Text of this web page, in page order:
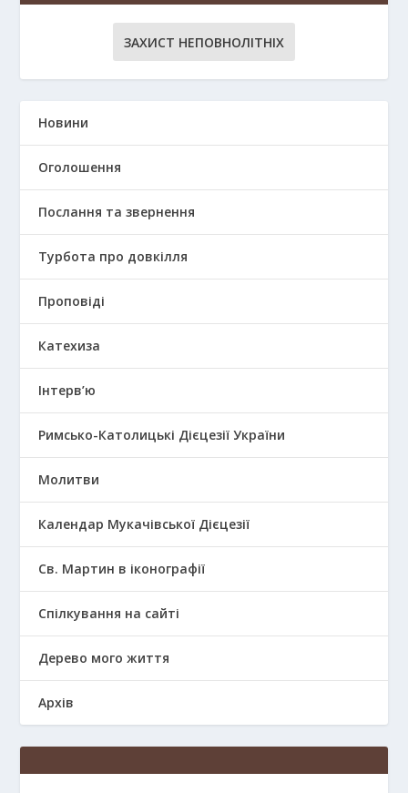
ЗАХИСТ НЕПОВНОЛІТНІХ
Новини
Оголошення
Послання та звернення
Турбота про довкілля
Проповіді
Катехиза
Інтерв’ю
Римсько-Католицькі Дієцезії України
Молитви
Календар Мукачівської Дієцезії
Св. Мартин в іконографії
Спілкування на сайті
Дерево мого життя
Архів